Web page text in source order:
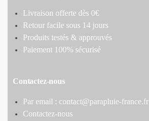
Livraison offerte dès 0€
Retour facile sous 14 jours
Produits testés & approuvés
Paiement 100% sécurisé
Contactez-nous
Par email : contact@parapluie-france.fr
Contactez-nous